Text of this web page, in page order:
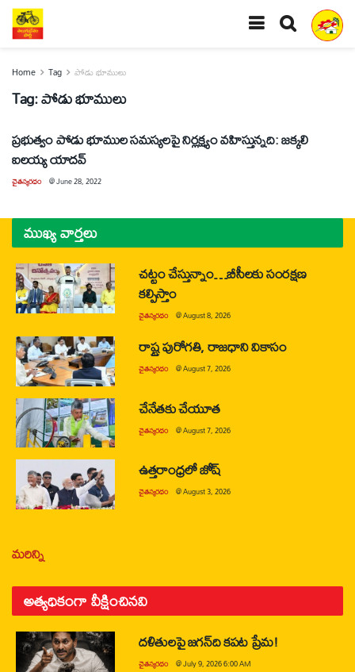
Home Tag పోడు భూములు
Tag:పోడు భూములు
ప్రభుత్వం పోడు భూముల సమస్యలపై నిర్లక్ష్యం వహిస్తున్నది: జక్కలి
ఐలయ్య యాదవ్‌
చైతన్యరధం @June 28, 2022
ముఖ్య వార్తలు
చట్టం చేస్తున్నాం…బీసీలకు సంరక్షణ
కల్పిస్తాం
చైతన్యరధం @August 8, 2026
రాష్ట్ర పురోగతి, రాజధాని వికాసం
చైతన్యరధం @August 7, 2026
చేనేతకు చేయూత
చైతన్యరధం @August 7, 2026
ఉత్తరాంధ్రలో జోష్
చైతన్యరధం @August 3, 2026
మరిన్ని
అత్యధికంగా వీక్షించినవి
దళితులపై జగన్‌ది కపట ప్రేమ!
చైతన్యరధం @July 9, 2026 6:00 AM